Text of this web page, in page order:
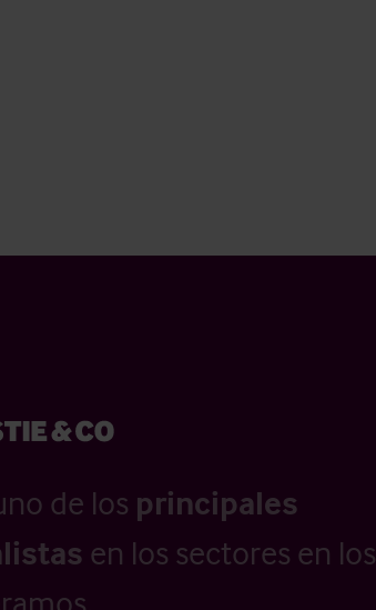
de los principales
en los sectores en los